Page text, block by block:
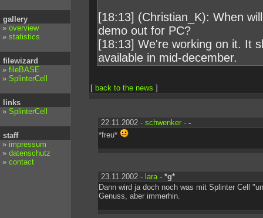
gallery
» overview
» statistics
filewizard
» fileBASE
» SplinterCell
links
» SplinterCell
staff
» impressum
» datenschutz
» contact
[18:13] (Christian_K): When
demo out for PC?
[18:13] We're working on it. It
available in mid-december.
[ back to the news ]
22.11.2002 - schwenker - -
*freu*
23.11.2002 - lara- *g*
Dann wird ja doch noch was mit Splinter Cell
Genuss, aber immerhin.